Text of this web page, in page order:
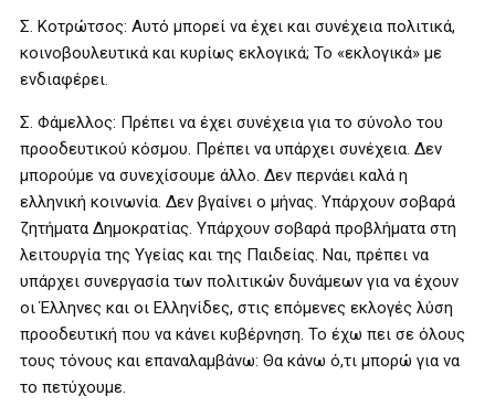
Σ. Κοτρώτσος: Αυτό μπορεί να έχει και συνέχεια πολιτικά,
κοινοβουλευτικά και κυρίως εκλογικά; Το «εκλογικά» με
ενδιαφέρει.
Σ. Φάμελλος: Πρέπει να έχει συνέχεια για το σύνολο του
προοδευτικού κόσμου. Πρέπει να υπάρχει συνέχεια. Δεν
μπορούμε να συνεχίσουμε άλλο. Δεν περνάει καλά η
ελληνική κοινωνία. Δεν βγαίνει ο μήνας. Υπάρχουν σοβαρά
ζητήματα Δημοκρατίας. Υπάρχουν σοβαρά προβλήματα στη
λειτουργία της Υγείας και της Παιδείας. Ναι, πρέπει να
υπάρχει συνεργασία των πολιτικών δυνάμεων για να έχουν
οι Έλληνες και οι Ελληνίδες, στις επόμενες εκλογές λύση
προοδευτική που να κάνει κυβέρνηση. Το έχω πει σε όλους
τους τόνους και επαναλαμβάνω: Θα κάνω ό,τι μπορώ για να
το πετύχουμε.